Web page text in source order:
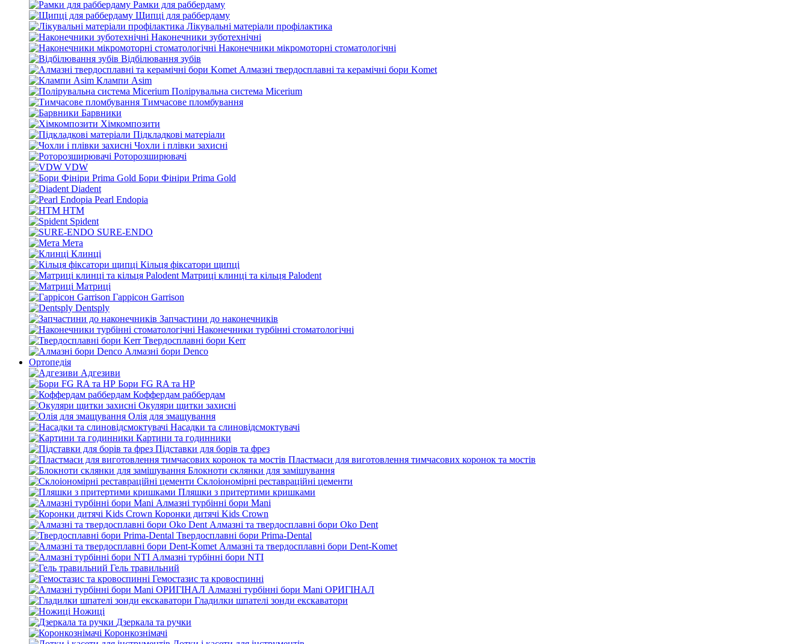
Рамки для раббердаму
Щипці для раббердаму
Лікувальні матеріали профілактика
Наконечники зуботехнічні
Наконечники мікромоторні стоматологічні
Відбілювання зубів
Алмазні твердосплавні та керамічні бори Komet
Клампи Asim
Полірувальна система Micerium
Тимчасове пломбування
Барвники
Хімкомпозити
Підкладкові матеріали
Чохли і плівки захисні
Роторозширювачі
VDW
Бори Фініри Prima Gold
Diadent
Pearl Endopia
HTM
Spident
SURE-ENDO
Мета
Клинці
Кільця фіксатори щипці
Матриці клинці та кільця Palodent
Матриці
Гаррісон Garrison
Dentsply
Запчастини до наконечників
Наконечники турбінні стоматологічні
Твердосплавні бори Kerr
Алмазні бори Denco
Ортопедія
Адгезиви
Бори FG RA та HP
Коффердам раббердам
Окуляри щитки захисні
Олія для змащування
Насадки та слиновідсмоктувачі
Картини та годинники
Підставки для борів та фрез
Пластмаси для виготовлення тимчасових коронок та мостів
Блокноти склянки для замішування
Склоіономірні реставраційні цементи
Пляшки з притертими кришками
Алмазні турбінні бори Mani
Коронки дитячі Kids Crown
Алмазні та твердосплавні бори Oko Dent
Твердосплавні бори Prima-Dental
Алмазні та твердосплавні бори Dent-Komet
Алмазні турбінні бори NTI
Гель травильний
Гемостазис та кровоспинні
Алмазні турбінні бори Mani ОРИГІНАЛ
Гладилки шпателі зонди екскаватори
Ножиці
Дзеркала та ручки
Коронкознімачі